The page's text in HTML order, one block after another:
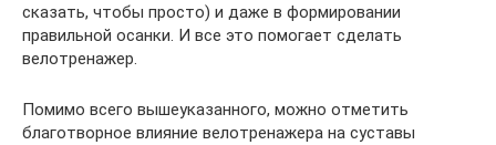
сказать, чтобы просто) и даже в формировании
правильной осанки. И все это помогает сделать
велотренажер.
Помимо всего вышеуказанного, можно отметить
благотворное влияние велотренажера на суставы